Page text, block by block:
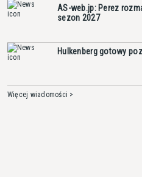
AS-web.jp: Perez
sezon 2027
Hulkenberg gotowy
Więcej wiadomości >